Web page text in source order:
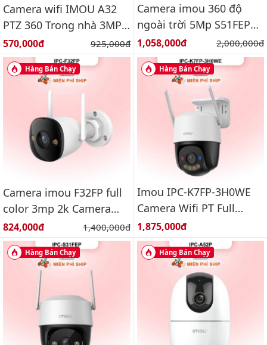
Camera wifi IMOU A32
PTZ 360 Trong nhà 3MP
IPC-A32EP-L
Giá bán:
570,000đ Giá gốc:
925,000đ
Camera imou 360 độ
ngoài trời 5Mp S51FEP
Báo động, đàm thoại 2
chiều
Giá bán:
1,058,000đ Giá gốc:
2,000,000đ
Hàng Bán Chạy
Camera imou F32FP full
color 3mp 2k Camera
wifi ngoài trời
Giá bán:
824,000đ Giá gốc:
1,400,000đ
Hàng Bán Chạy
Imou IPC-K7FP-3H0WE
Camera Wifi PT Full
Color ngoài trời 3.0MP
Giá bán:
1,875,000đ
Hàng Bán Chạy Hàng Bán Chạy